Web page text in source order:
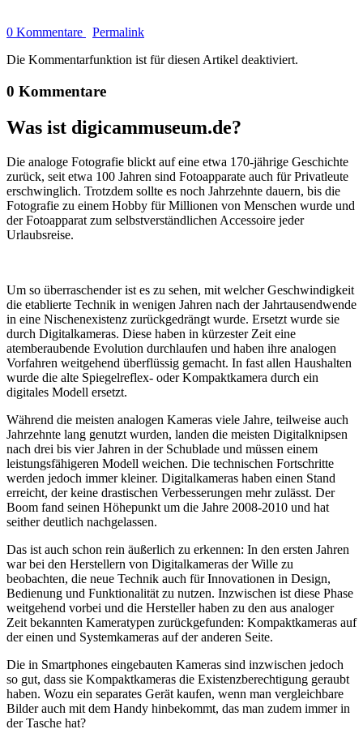
0 Kommentare
Permalink
Die Kommentarfunktion ist für diesen Artikel deaktiviert.
0 Kommentare
Was ist digicammuseum.de?
Die analoge Fotografie blickt auf eine etwa 170-jährige Geschichte
zurück, seit etwa 100 Jahren sind Fotoapparate auch für Privatleute
erschwinglich. Trotzdem sollte es noch Jahrzehnte dauern, bis die
Fotografie zu einem Hobby für Millionen von Menschen wurde und
der Fotoapparat zum selbstverständlichen Accessoire jeder
Urlaubsreise.
Um so überraschender ist es zu sehen, mit welcher Geschwindigkeit
die etablierte Technik in wenigen Jahren nach der Jahrtausendwende
in eine Nischenexistenz zurückgedrängt wurde. Ersetzt wurde sie
durch Digitalkameras. Diese haben in kürzester Zeit eine
atemberaubende Evolution durchlaufen und haben ihre analogen
Vorfahren weitgehend überflüssig gemacht. In fast allen Haushalten
wurde die alte Spiegelreflex- oder Kompaktkamera durch ein
digitales Modell ersetzt.
Während die meisten analogen Kameras viele Jahre, teilweise auch
Jahrzehnte lang genutzt wurden, landen die meisten Digitalknipsen
nach drei bis vier Jahren in der Schublade und müssen einem
leistungsfähigeren Modell weichen. Die technischen Fortschritte
werden jedoch immer kleiner. Digitalkameras haben einen Stand
erreicht, der keine drastischen Verbesserungen mehr zulässt. Der
Boom fand seinen Höhepunkt um die Jahre 2008-2010 und hat
seither deutlich nachgelassen.
Das ist auch schon rein äußerlich zu erkennen: In den ersten Jahren
war bei den Herstellern von Digitalkameras der Wille zu
beobachten, die neue Technik auch für Innovationen in Design,
Bedienung und Funktionalität zu nutzen. Inzwischen ist diese Phase
weitgehend vorbei und die Hersteller haben zu den aus analoger
Zeit bekannten Kameratypen zurückgefunden: Kompaktkameras auf
der einen und Systemkameras auf der anderen Seite.
Die in Smartphones eingebauten Kameras sind inzwischen jedoch
so gut, dass sie Kompaktkameras die Existenzberechtigung geraubt
haben. Wozu ein separates Gerät kaufen, wenn man vergleichbare
Bilder auch mit dem Handy hinbekommt, das man zudem immer in
der Tasche hat?